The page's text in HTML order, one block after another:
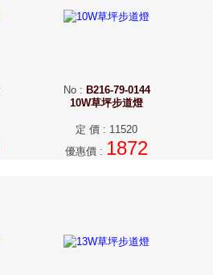
No: B216-79-0144
10W草坪步道燈
定 價 : 11520
優惠價 : 1872